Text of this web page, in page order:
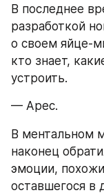
В последнее
разработкой
о своем яйце-
кто знает,
устроить.
— Арес.
В ментальном
наконец
эмоции,
оставшегося в